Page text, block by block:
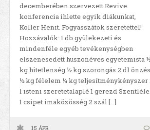
decemberében szervezett Revive
konferencia ihlette egyik diákunkat,
Koller Henit. Fogyasszátok szeretettel!
Hozzávalók: 1 db gyülekezeti és
mindenféle egyéb tevékenységben
elszenesedett huszonéves egyetemista
kg hitetlenség ½ kg szorongás 2 dl önzés
½ kg félelem ¼ kg teljesítménykényszer
l isteni szeretetalaplé 1 gerezd
1 csipet imaközösség 2 szál […]
15 ÁPR